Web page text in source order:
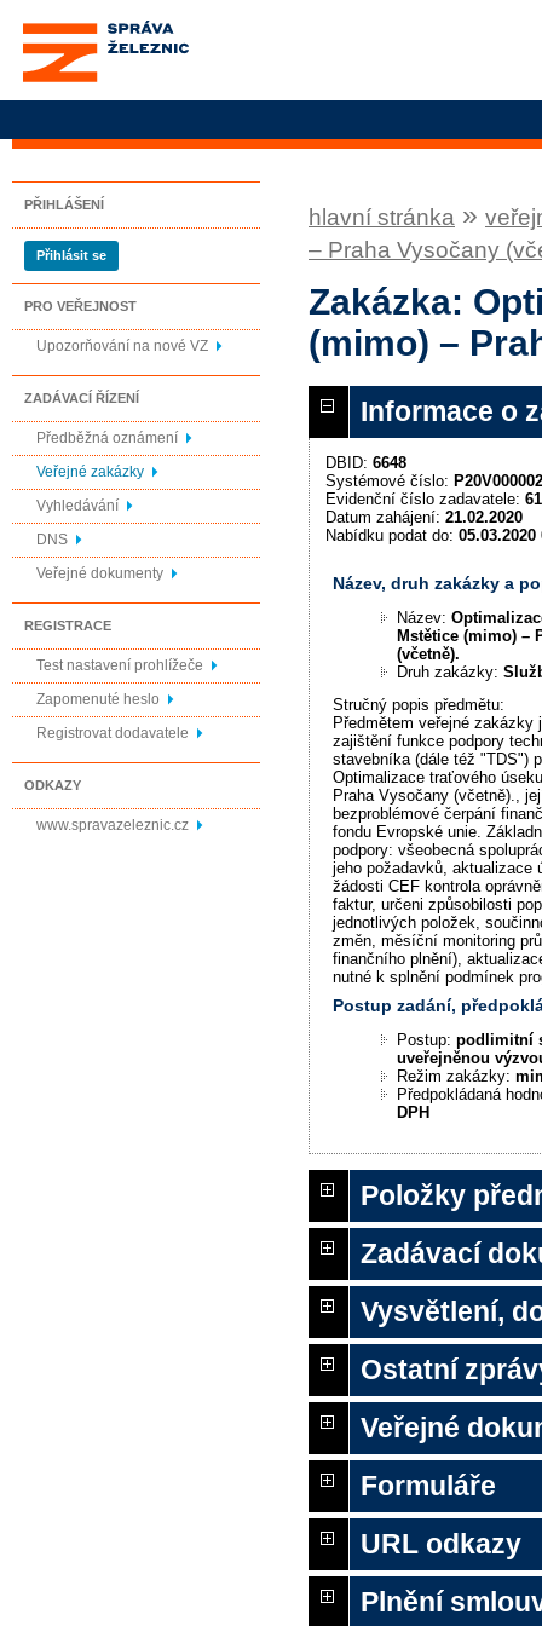
Správa železnic, státní
organizace
PŘIHLÁŠENÍ
Přihlásit se
PRO VEŘEJNOST
Upozorňování na nové VZ
ZADÁVACÍ ŘÍZENÍ
Předběžná oznámení
Veřejné zakázky
Vyhledávání
DNS
Veřejné dokumenty
REGISTRACE
Test nastavení prohlížeče
Zapomenuté heslo
Registrovat dodavatele
ODKAZY
www.spravazeleznic.cz
hlavní stránka »
– Praha Vysočany
Zakázka:
(mimo) –
Informace o
DBID: 6648
Systémové číslo:
Evidenční číslo zadavatele:
Datum zahájení: 21.02.2020
Nabídku podat do: 05.03.2020
Název, druh zakázky a
Název:
Mstětice (mimo) –
(včetně).
Druh zakázky:
Stručný popis předmětu:
Předmětem veřejné zakázky
zajištění funkce podpory
stavebníka (dále též "TDS")
Optimalizace traťového
Praha Vysočany (včetně).,
bezproblémové čerpání
fondu Evropské unie.
podpory: všeobecná
jeho požadavků, aktualizace
žádosti CEF kontrola
faktur, určeni způsobilosti
jednotlivých položek,
změn, měsíční monitoring
finančního plnění),
nutné k splnění podmínek
Postup zadání,
Postup:podlimitní
uveřejněnou
Režim zakázky:
Předpokládaná
DPH
Položky
Zadávací
Vysvětlení,
Ostatní
Veřejné
Formuláře
URL odkazy
Plnění